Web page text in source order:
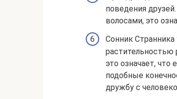
поведения
волосами, это
Сонник
это означает, что
подобные
дружбу с